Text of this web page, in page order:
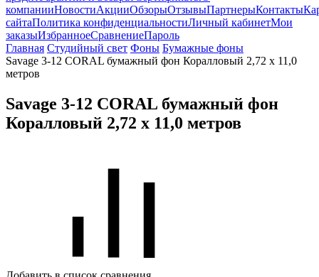
компанииНовостиАкцииОбзорыОтзывыПартнерыКонтакты
сайтаПолитика конфиденциальностиЛичный кабинетМои
заказыИзбранноеСравнениеПароль
Главная Студийный свет Фоны Бумажные фоны
Savage 3-12 CORAL бумажный фон Коралловый 2,72 х 11,0
метров
Savage 3-12 CORAL бумажный фон
Коралловый 2,72 х 11,0 метров